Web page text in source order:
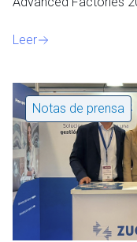
Leer
Notas de prensa